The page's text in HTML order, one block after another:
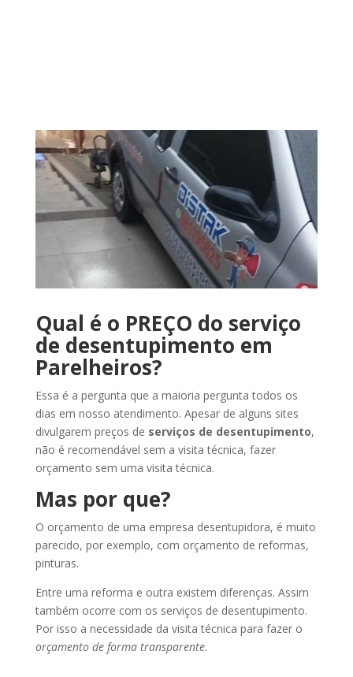
Qual é o PREÇO do serviço
de desentupimento em
Parelheiros?
Essa é a pergunta que a maioria pergunta todos os
dias em nosso atendimento. Apesar de alguns sites
divulgarem preços de serviços de desentupimento,
não é recomendável sem a visita técnica, fazer
orçamento sem uma visita técnica.
Mas por que?
O orçamento de uma empresa desentupidora, é muito
parecido, por exemplo, com orçamento de reformas,
pinturas.
Entre uma reforma e outra existem diferenças. Assim
também ocorre com os serviços de desentupimento.
Por isso a necessidade da visita técnica para fazer o
orçamento de forma transparente.